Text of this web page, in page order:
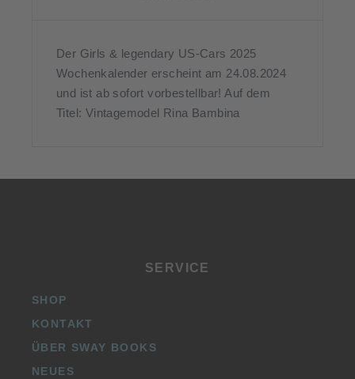
Der Girls & legendary US-Cars 2025
Wochenkalender erscheint am 24.08.2024
und ist ab sofort vorbestellbar! Auf dem
Titel: Vintagemodel Rina Bambina
SERVICE
SHOP
KONTAKT
ÜBER SWAY BOOKS
NEUES